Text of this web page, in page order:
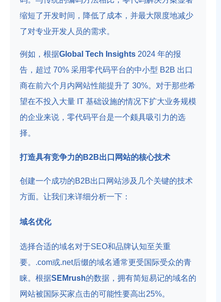
缩短了开发时间，降低了成本，并最大限度地减少
了对专业开发人员的需求。
例如，根据Global Tech Insights 2024 年的报
告，超过 70% 采用零代码平台的中小型 B2B 出口
商在前六个月内网站性能提升了 30%。对于那些希
望在不投入大量 IT 基础设施的情况下扩大业务规模
的企业来说，零代码平台是一个颇具吸引力的选
择。
打造具有竞争力的B2B出口网站的核心技术
创建一个成功的B2B出口网站涉及几个关键的技术
方面。让我们来详细分析一下：
域名优化
选择合适的域名对于SEO和品牌认知至关重
要。.com或.net后缀的域名通常更受国际受众的青
睐。根据SEMrush的数据，拥有简短易记的域名的
网站被国际买家点击的可能性要高出25%。